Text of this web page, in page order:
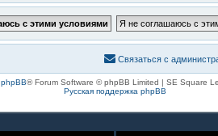
Связаться с
phpBB® Forum Software © phpBB Limited | SE Square
Русская поддержка phpBB